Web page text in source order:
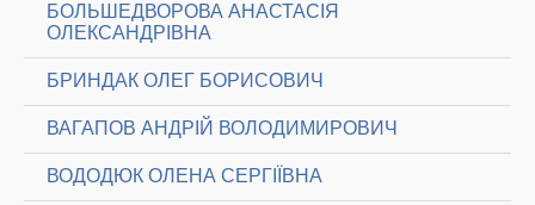
БОЛЬШЕДВОРОВА АНАСТАСІЯ
ОЛЕКСАНДРІВНА
БРИНДАК ОЛЕГ БОРИСОВИЧ
ВАГАПОВ АНДРІЙ ВОЛОДИМИРОВИЧ
ВОДОДЮК ОЛЕНА СЕРГІЇВНА